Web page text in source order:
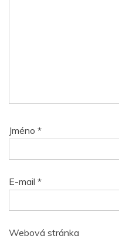
Jméno *
E-mail *
Webová stránka